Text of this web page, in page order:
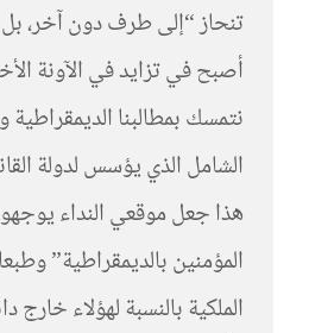
تنحاز “إلى طرف دون آخر، بل
أصبح في تزايد في الآونة
نتمسك بمطالبنا
الشامل الذي يؤسس لدولة
هذا جعل موقعي النداء
المؤمنين بالديمقراطية”
الملكية بالنسبة لهؤلاء خارج